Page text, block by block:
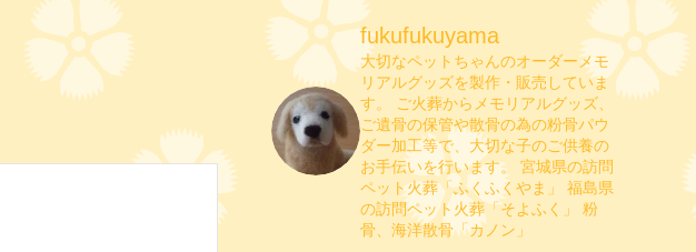
fukufukuyama
大切なペットちゃんのオーダーメモ
リアルグッズを製作・販売していま
す。
ご火葬からメモリアルグッズ、
ご遺骨の保管や散骨の為の粉骨パウ
ダー加工等で、大切な子のご供養の
お手伝いを行います。
宮城県の訪問
ペット火葬「ふくふくやま」
福島県
の訪問ペット火葬「そよふく」
粉
骨、海洋散骨「カノン」